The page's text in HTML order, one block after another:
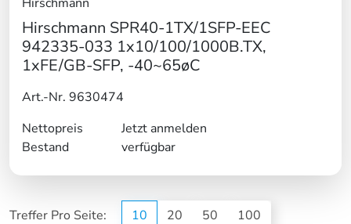
Hirschmann SPR40-1TX/1SFP-EEC
942335-033 1x10/100/1000B.TX,
1xFE/GB-SFP, -40~65øC
Art.-Nr. 9630474
Nettopreis
Jetzt anmelden
Bestand
verfügbar
Treffer Pro Seite: 10 20 50 100